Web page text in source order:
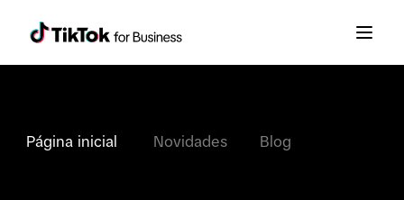
Página inicial Novidades Blog